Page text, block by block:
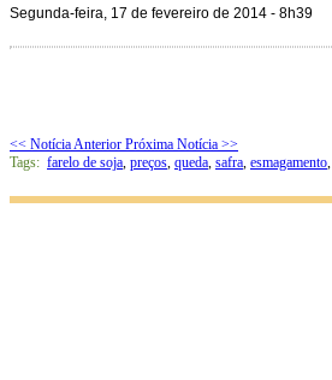
Segunda-feira, 17 de fevereiro de 2014 - 8h39
<< Notícia Anterior Próxima Notícia >>
Tags: farelo de soja, preços, queda, safra, esmagamento,